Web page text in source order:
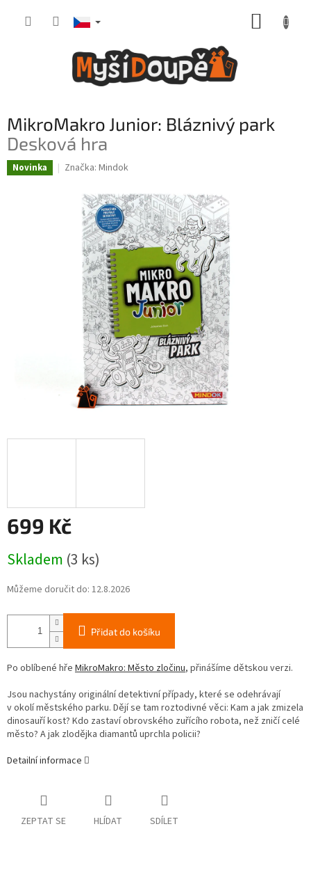
MikroMakro Junior: Bláznivý park
Desková hra
Novinka Značka: Mindok
699 Kč
cena:
Skladem (3 ks)
Můžeme doručit do: 12.8.2026
Přidat do košíku
Po oblíbené hře MikroMakro: Město zločinu, přinášíme dětskou verzi.
Jsou nachystány originální detektivní případy, které se odehrávají
v okolí městského parku. Dějí se tam roztodivné věci: Kam a jak zmizela
dinosauří kost? Kdo zastaví obrovského zuřícího robota, než zničí celé
město? A jak zlodějka diamantů uprchla policii?
Detailní informace
ZEPTAT SE HLÍDAT SDÍLET